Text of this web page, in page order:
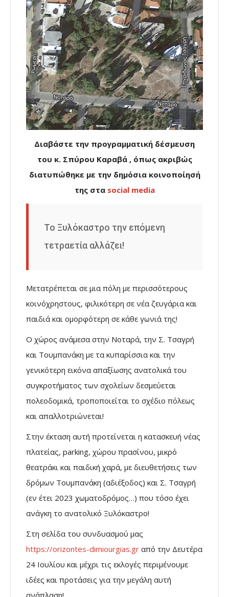
Διαβάστε την προγραμματική δέσμευση
του κ. Σπύρου Καραβά , όπως ακριβώς
διατυπώθηκε με την δημόσια κοινοποίησή
της στα social media
Το Ξυλόκαστρο την επόμενη
τετραετία αλλάζει!
Μετατρέπεται σε μια πόλη με περισσότερους
κοινόχρηστους, φιλικότερη σε νέα ζευγάρια και
παιδιά και ομορφότερη σε κάθε γωνιά της!
Ο χώρος ανάμεσα στην Νοταρά, την Σ. Τσαγρή
και Τουμπανάκη με τα κυπαρίσσια και την
γενικότερη εικόνα απαξίωσης ανατολικά του
συγκροτήματος των σχολείων δεσμεύεται
πολεοδομικά, τροποποιείται το σχέδιο πόλεως
και απαλλοτριώνεται!
Στην έκταση αυτή προτείνεται η κατασκευή νέας
πλατείας, parking, χώρου πρασίνου, μικρό
θεατράκι και παιδική χαρά, με διευθετήσεις των
δρόμων Τουμπανάκη (αδιέξοδος) και Σ. Τσαγρή
(εν έτει 2023 χωματοδρόμος…) που τόσο έχει
ανάγκη το ανατολικό Ξυλόκαστρο!
Στη σελίδα του συνδυασμού μας
https://orizontes-dimiourgias.gr από την Δευτέρα
24 Ιουλίου και μέχρι τις εκλογές περιμένουμε
ιδέες και προτάσεις για την μεγάλη αυτή
ανάπλαση!